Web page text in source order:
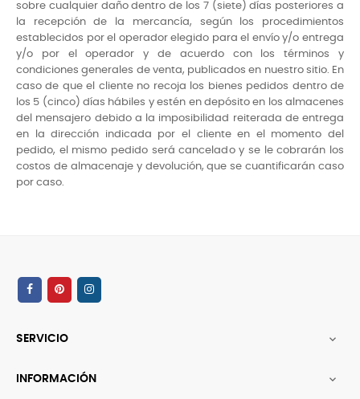
sobre cualquier daño dentro de los 7 (siete) días posteriores a
la recepción de la mercancía, según los procedimientos
establecidos por el operador elegido para el envío y/o entrega
y/o por el operador y de acuerdo con los términos y
condiciones generales de venta, publicados en nuestro sitio. En
caso de que el cliente no recoja los bienes pedidos dentro de
los 5 (cinco) días hábiles y estén en depósito en los almacenes
del mensajero debido a la imposibilidad reiterada de entrega
en la dirección indicada por el cliente en el momento del
pedido, el mismo pedido será cancelado y se le cobrarán los
costos de almacenaje y devolución, que se cuantificarán caso
por caso.
SERVICIO 
INFORMACIÓN 